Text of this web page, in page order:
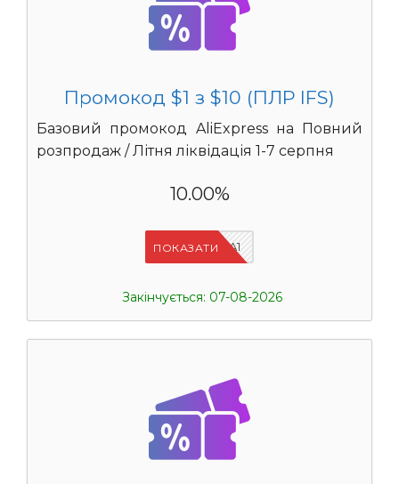
Промокод $1 з $10 (ПЛР IFS)
Базовий промокод AliExpress на Повний
розпродаж / Літня ліквідація 1-7 серпня
10.00%
IFSCDUA1
ПОКАЗАТИ
Закінчується: 07-08-2026